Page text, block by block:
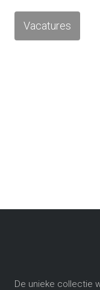
Vacatures
De unieke collectie